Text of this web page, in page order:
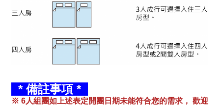
* 備註事項 *
※ 6人組團如上述表定開團日期未能符合您的需求， 歡迎